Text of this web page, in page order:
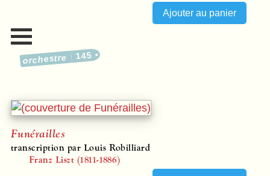
orchestre 145
Funérailles
transcription par Louis Robilliard
Franz Liszt (1811-1886)